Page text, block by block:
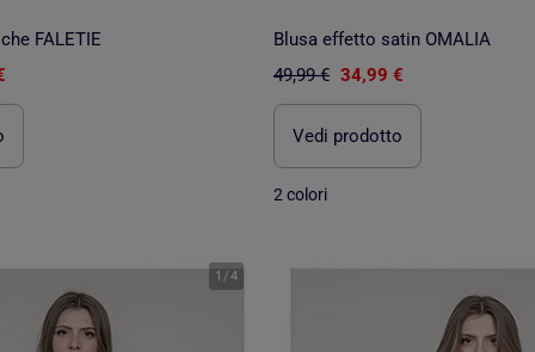
FALETIE
Blusa effetto satin OMALIA
49,99 € 34,99 €
Vedi prodotto
2 colori
1 /4